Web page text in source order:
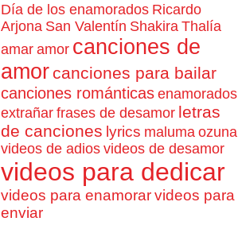
Día de los enamorados Ricardo
Arjona San Valentín Shakira Thalía
amar amor canciones de
amor canciones para bailar
canciones románticasenamorados
extrañar frases de desamor letras
de canciones lyrics maluma ozuna
videos de adios videos de desamor
videos para dedicar
videos para enamorarvideos para
enviar